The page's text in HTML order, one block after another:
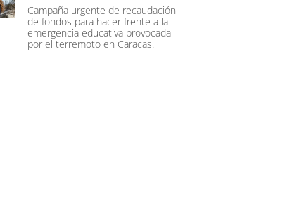
Campaña urgente de recaudación
de fondos para hacer frente a la
emergencia educativa provocada
por el terremoto en Caracas.